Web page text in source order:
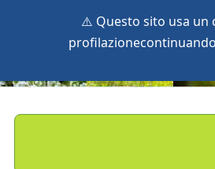
⚠️ Questo sito usa un